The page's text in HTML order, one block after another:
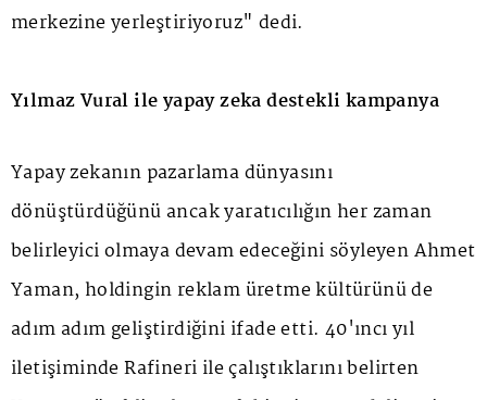
merkezine yerleştiriyoruz" dedi.
Yılmaz Vural ile yapay zeka destekli kampanya
Yapay zekanın pazarlama dünyasını
dönüştürdüğünü ancak yaratıcılığın her zaman
belirleyici olmaya devam edeceğini söyleyen Ahmet
Yaman, holdingin reklam üretme kültürünü de
adım adım geliştirdiğini ifade etti. 40'ıncı yıl
iletişiminde Rafineri ile çalıştıklarını belirten